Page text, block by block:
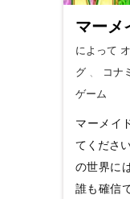
マーメ
によって
グ 、 コナ
ゲーム
マーメイ
てくださ
の世界に
誰も確信